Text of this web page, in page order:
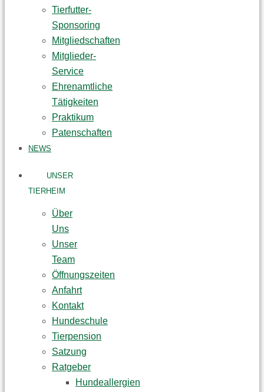
Tierfutter-
Sponsoring
Mitgliedschaften
Mitglieder-
Service
Ehrenamtliche
Tätigkeiten
Praktikum
Patenschaften
NEWS
UNSER
TIERHEIM
Über
Uns
Unser
Team
Öffnungszeiten
Anfahrt
Kontakt
Hundeschule
Tierpension
Satzung
Ratgeber
Hundeallergien